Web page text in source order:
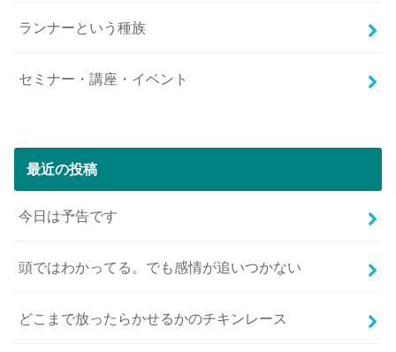
ランナーという種族
セミナー・講座・イベント
最近の投稿
今日は予告です
頭ではわかってる。でも感情が追いつかない
どこまで放ったらかせるかのチキンレース